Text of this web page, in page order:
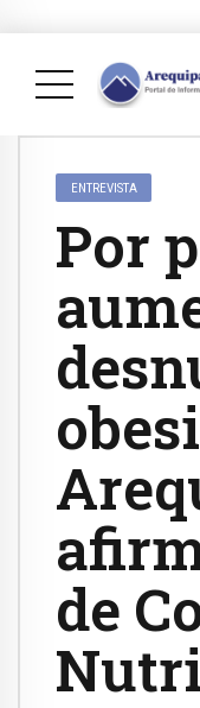
ENTREVISTA
Por
de